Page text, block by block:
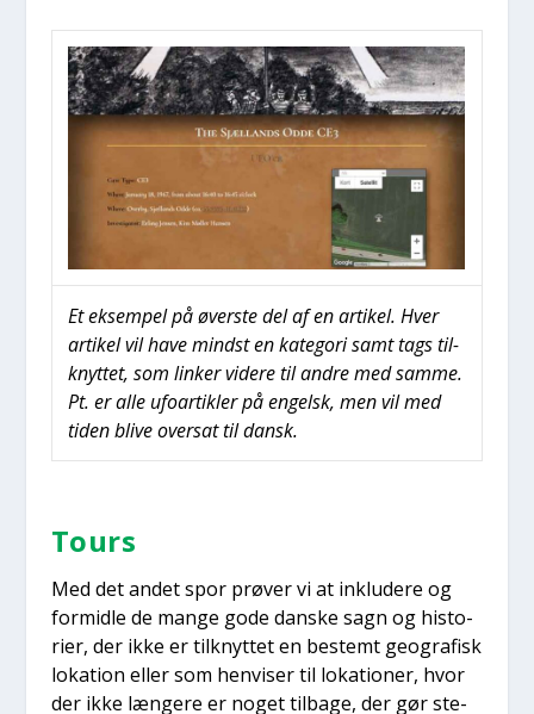
Et eksem­pel på øver­ste del af en arti­kel. Hver
arti­kel vil have mindst en kate­go­ri samt tags til­
knyt­tet, som lin­ker vide­re til andre med sam­me.
Pt. er alle ufo­ar­tik­ler på engelsk, men vil med
tiden bli­ve over­sat til dansk.
Tours
Med det andet spor prø­ver vi at inklu­de­re og
for­mid­le de man­ge gode dan­ske sagn og histo­
ri­er, der ikke er til­knyt­tet en bestemt geo­gra­fisk
loka­tion eller som hen­vi­ser til loka­tio­ner, hvor
der ikke læn­ge­re er noget til­ba­ge, der gør ste­